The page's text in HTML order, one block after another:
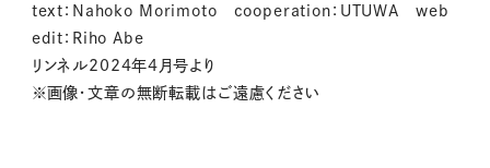
text：Nahoko Morimoto cooperation：UTUWA web
edit：Riho Abe
リンネル2024年4月号より
※画像・文章の無断転載はご遠慮ください